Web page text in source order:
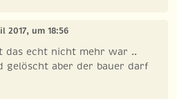
2017, um 18:56
das echt nicht mehr war ..
gelöscht aber der bauer darf